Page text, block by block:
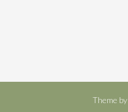
Theme by